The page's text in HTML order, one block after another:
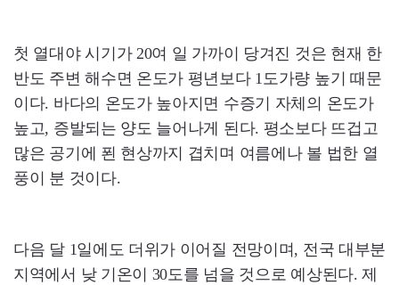
첫 열대야 시기가 20여 일 가까이 당겨진 것은 현재 한
반도 주변 해수면 온도가 평년보다 1도가량 높기 때문
이다. 바다의 온도가 높아지면 수증기 자체의 온도가
높고, 증발되는 양도 늘어나게 된다. 평소보다 뜨겁고
많은 공기에 푄 현상까지 겹치며 여름에나 볼 법한 열
풍이 분 것이다.
다음 달 1일에도 더위가 이어질 전망이며, 전국 대부분
지역에서 낮 기온이 30도를 넘을 것으로 예상된다. 제